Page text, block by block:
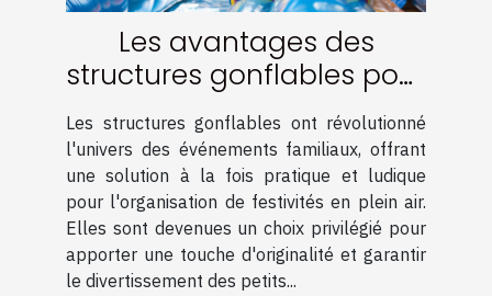
Les avantages des
structures gonflables pour
événements familiaux
Les structures gonflables ont révolutionné
l'univers des événements familiaux, offrant
une solution à la fois pratique et ludique
pour l'organisation de festivités en plein air.
Elles sont devenues un choix privilégié pour
apporter une touche d'originalité et garantir
le divertissement des petits...